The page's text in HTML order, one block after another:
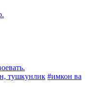
тушкунлик #имкон ва